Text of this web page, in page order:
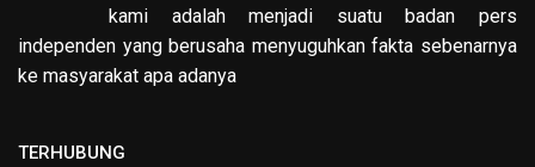
kami adalah menjadi suatu badan pers
independen yang berusaha menyuguhkan fakta sebenarnya
ke masyarakat apa adanya
TERHUBUNG